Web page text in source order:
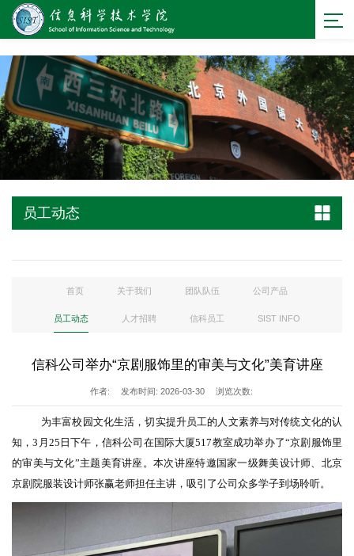
bevictor伟德官网 - 源自英国始于1946
员工动态
首页 关于我们 团队队伍 公司产品
员工动态 人才招聘 信科员工 SIST INFO
信科公司举办“京剧服饰里的审美与文化”美育讲座
作者: 发布时间: 2026-03-30 浏览次数:
为丰富校园文化生活，切实提升员工的人文素养与对传统文化的认
知，3月25日下午，信科公司在国际大厦517教室成功举办了“京剧服饰里
的审美与文化”主题美育讲座。本次讲座特邀国家一级舞美设计师、北京
京剧院服装设计师张赢老师担任主讲，吸引了公司众多学子到场聆听。